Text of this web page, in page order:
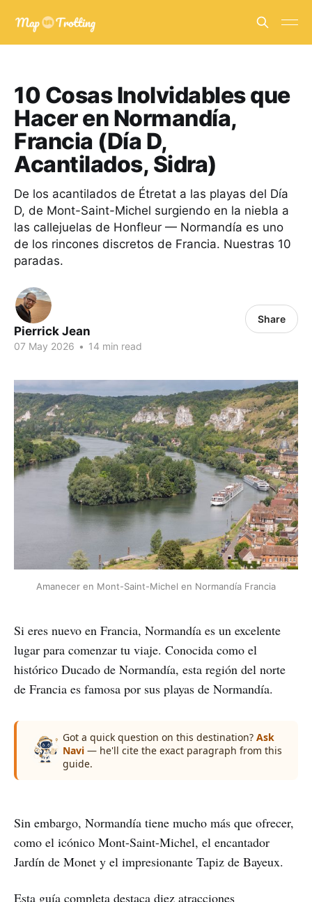
10 Cosas Inolvidables que
Hacer en Normandía,
Francia (Día D,
Acantilados, Sidra)
De los acantilados de Étretat a las playas del Día
D, de Mont-Saint-Michel surgiendo en la niebla a
las callejuelas de Honfleur — Normandía es uno
de los rincones discretos de Francia. Nuestras 10
paradas.
Pierrick Jean
07 May 2026 • 14 min read
Share
Amanecer en Mont-Saint-Michel en Normandía Francia
Si eres nuevo en Francia, Normandía es un excelente
lugar para comenzar tu viaje. Conocida como el
histórico Ducado de Normandía, esta región del norte
de Francia es famosa por sus playas de Normandía.
Got a quick question on this destination? Ask
Navi — he'll cite the exact paragraph from this
guide.
Sin embargo, Normandía tiene mucho más que ofrecer,
como el icónico Mont-Saint-Michel, el encantador
Jardín de Monet y el impresionante Tapiz de Bayeux.
Esta guía completa destaca diez atracciones